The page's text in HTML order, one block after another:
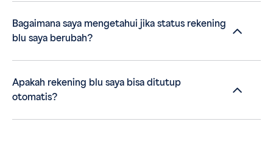
Bagaimana saya mengetahui jika status rekening
blu saya berubah?
Apakah rekening blu saya bisa ditutup
otomatis?